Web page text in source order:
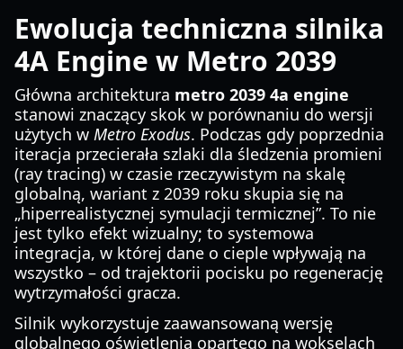
Ewolucja techniczna silnika
4A Engine w Metro 2039
Główna architektura metro 2039 4a engine
stanowi znaczący skok w porównaniu do wersji
użytych w Metro Exodus. Podczas gdy poprzednia
iteracja przecierała szlaki dla śledzenia promieni
(ray tracing) w czasie rzeczywistym na skalę
globalną, wariant z 2039 roku skupia się na
„hiperrealistycznej symulacji termicznej”. To nie
jest tylko efekt wizualny; to systemowa
integracja, w której dane o cieple wpływają na
wszystko – od trajektorii pocisku po regenerację
wytrzymałości gracza.
Silnik wykorzystuje zaawansowaną wersję
globalnego oświetlenia opartego na wokselach